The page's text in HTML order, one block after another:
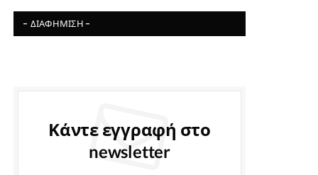
- ΔΙΑΦΉΜΙΣΗ -
Κάντε εγγραφή στο
newsletter